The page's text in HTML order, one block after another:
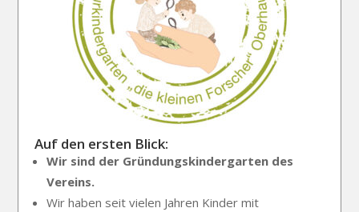
Auf den ersten Blick:
Wir sind der Gründungskindergarten des
Vereins.
Wir haben seit vielen Jahren Kinder mit